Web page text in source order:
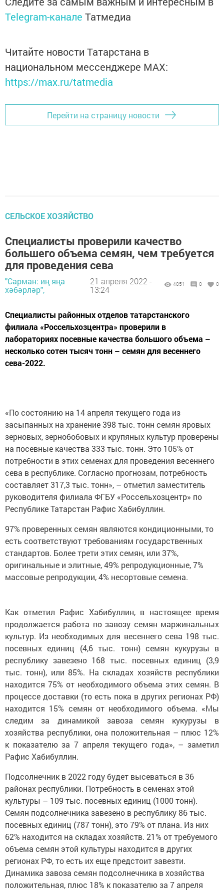
Telegram-канале Татмедиа
Читайте новости Татарстана в
национальном мессенджере MАХ:
https://max.ru/tatmedia
Перейти на страницу новости
СЕЛЬСКОЕ ХОЗЯЙСТВО
Специалисты проверили качество
большего объема семян, чем требуется
для проведения сева
"Сарман: иң яңа
хәбәрләр",
21 апреля 2022 -
13:24
4051 0 0
Специалисты районных отделов татарстанского
филиала «Россельхозцентра» проверили в
лабораториях посевные качества большого объема –
несколько сотен тысяч тонн – семян для весеннего
сева-2022.
«По состоянию на 14 апреля текущего года из
засыпанных на хранение 398 тыс. тонн семян яровых
зерновых, зернобобовых и крупяных культур проверены
на посевные качества 333 тыс. тонн. Это 105% от
потребности в этих семенах для проведения весеннего
сева в республике. Согласно прогнозам, потребность
составляет 317,3 тыс. тонн», – отметил заместитель
руководителя филиала ФГБУ «Россельхозцентр» по
Республике Татарстан Рафис Хабибуллин.
97% проверенных семян являются кондиционными, то
есть соответствуют требованиям государственных
стандартов. Более трети этих семян, или 37%,
оригинальные и элитные, 49% репродукционные, 7%
массовые репродукции, 4% несортовые семена.
Как отметил Рафис Хабибуллин, в настоящее время
продолжается работа по завозу семян маржинальных
культур. Из необходимых для весеннего сева 198 тыс.
посевных единиц (4,6 тыс. тонн) семян кукурузы в
республику завезено 168 тыс. посевных единиц (3,9
тыс. тонн), или 85%. На складах хозяйств республики
находится 75% от необходимого объема этих семян. В
процессе доставки (то есть пока в других регионах РФ)
находится 15% семян от необходимого объема. «Мы
следим за динамикой завоза семян кукурузы в
хозяйства республики, она положительная – плюс 12%
к показателю за 7 апреля текущего года», – заметил
Рафис Хабибуллин.
Подсолнечник в 2022 году будет высеваться в 36
районах республики. Потребность в семенах этой
культуры – 109 тыс. посевных единиц (1000 тонн).
Семян подсолнечника завезено в республику 86 тыс.
посевных единиц (787 тонн), это 79% от плана. Из них
62% находится на складах хозяйств. 21% от требуемого
объема семян этой культуры находится в других
регионах РФ, то есть их еще предстоит завезти.
Динамика завоза семян подсолнечника в хозяйства
положительная, плюс 18% к показателю за 7 апреля